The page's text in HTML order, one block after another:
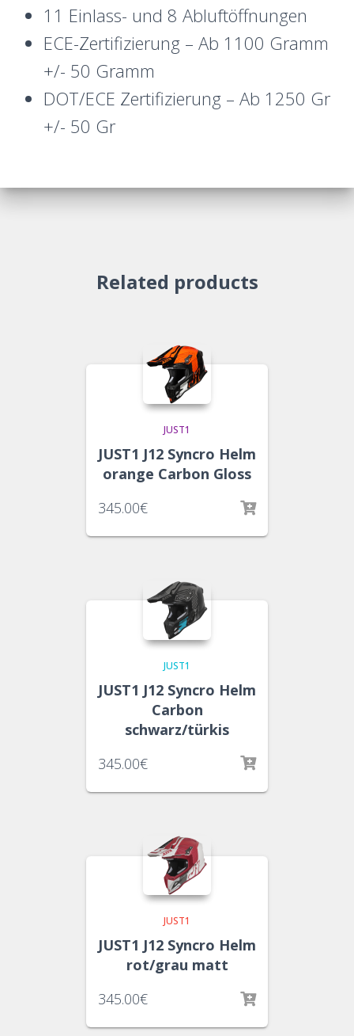
11 Einlass- und 8 Abluftöffnungen
ECE-Zertifizierung – Ab 1100 Gramm
+/- 50 Gramm
DOT/ECE Zertifizierung – Ab 1250 Gr
+/- 50 Gr
Related products
JUST1
JUST1 J12 Syncro Helm
orange Carbon Gloss
345.00€
JUST1
JUST1 J12 Syncro Helm
Carbon
schwarz/türkis
345.00€
JUST1
JUST1 J12 Syncro Helm
rot/grau matt
345.00€